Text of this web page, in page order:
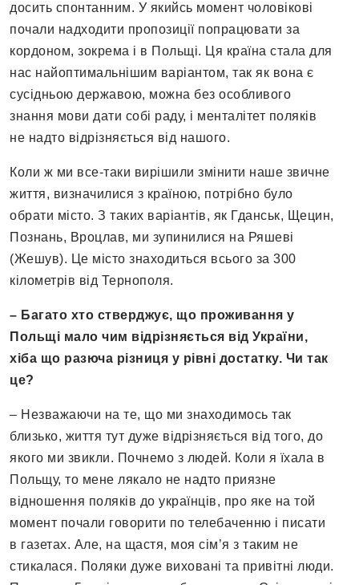
досить спонтанним. У якийсь момент чоловікові
почали надходити пропозиції попрацювати за
кордоном, зокрема і в Польщі. Ця країна стала для
нас найоптимальнішим варіантом, так як вона є
сусідньою державою, можна без особливого
знання мови дати собі раду, і менталітет поляків
не надто відрізняється від нашого.
Коли ж ми все-таки вирішили змінити наше звичне
життя, визначилися з країною, потрібно було
обрати місто. З таких варіантів, як Гданськ, Щецин,
Познань, Вроцлав, ми зупинилися на Ряшеві
(Жешув). Це місто знаходиться всього за 300
кілометрів від Тернополя.
– Багато хто стверджує, що проживання у
Польщі мало чим відрізняється від України,
хіба що разюча різниця у рівні достатку. Чи так
це?
– Незважаючи на те, що ми знаходимось так
близько, життя тут дуже відрізняється від того, до
якого ми звикли. Почнемо з людей. Коли я їхала в
Польщу, то мене лякало не надто приязне
відношення поляків до українців, про яке на той
момент почали говорити по телебаченню і писати
в газетах. Але, на щастя, моя сім’я з таким не
стикалася. Поляки дуже виховані та привітні люди.